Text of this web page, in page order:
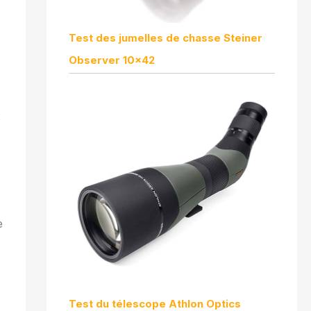
Test des jumelles de chasse Steiner
Observer 10×42
Test du télescope Athlon Optics